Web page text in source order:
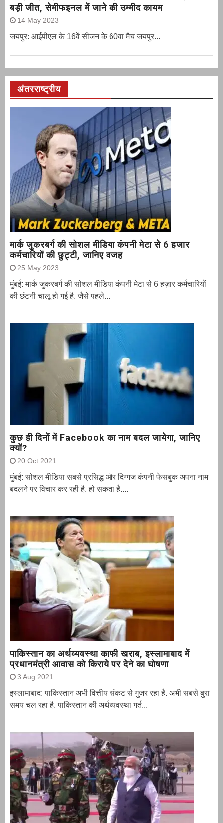
बड़ी जीत, सेमीफइनल में जाने की उम्मीद कायम
14 May 2023
जयपुर: आईपीएल के 16वें सीजन के 60वा मैच जयपुर...
अंतरराष्ट्रीय
मार्क जुकरबर्ग की सोशल मीडिया कंपनी मेटा से 6 हजार
कर्मचारियों की छुट्टी, जानिए वजह
25 May 2023
मुंबई: मार्क जुकरबर्ग की सोशल मीडिया कंपनी मेटा से 6 हज़ार कर्मचारियों
की छंटनी चालू हो गई है. जैसे पहले...
कुछ ही दिनों में Facebook का नाम बदल जायेगा, जानिए
क्यों?
20 Oct 2021
मुंबई: सोशल मीडिया सबसे प्रसिद्ध और दिग्गज कंपनी फेसबुक अपना नाम
बदलने पर विचार कर रही है. हो सकता है....
पाकिस्तान का अर्थव्यवस्था काफी खराब, इस्लामाबाद में
प्रधानमंत्री आवास को किराये पर देने का घोषणा
3 Aug 2021
इस्लामाबाद: पाकिस्तान अभी वित्तीय संकट से गुजर रहा है. अभी सबसे बुरा
समय चल रहा है. पाकिस्तान की अर्थव्यवस्था गर्त...